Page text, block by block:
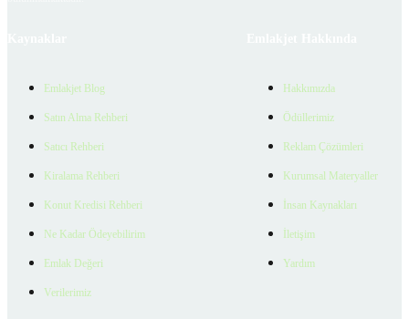
Emlakjet Blog
Satın Alma Rehberi
Satıcı Rehberi
Kiralama Rehberi
Konut Kredisi Rehberi
Ne Kadar Ödeyebilirim
Emlak Değeri
Verilerimiz
Hakkımızda
Ödüllerimiz
Reklam Çözümleri
Kurumsal Materyaller
İnsan Kaynakları
İletişim
Yardım